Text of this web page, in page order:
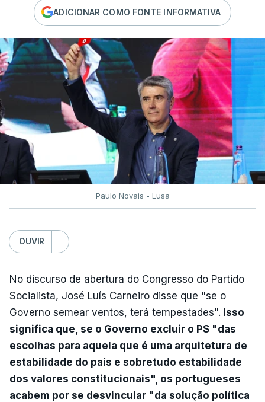
ADICIONAR COMO FONTE INFORMATIVA
Paulo Novais - Lusa
OUVIR
No discurso de abertura do Congresso do Partido
Socialista, José Luís Carneiro disse que "se o
Governo semear ventos, terá tempestades". Isso
significa que, se o Governo excluir o PS "das
escolhas para aquela que é uma arquitetura de
estabilidade do país e sobretudo estabilidade
dos valores constitucionais", os portugueses
acabem por se desvincular "da solução política